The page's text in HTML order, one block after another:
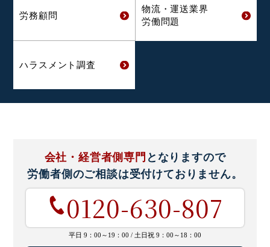
労務顧問
物流・運送業界
労働問題
ハラスメント調査
会社・経営者側専門 となりますので
労働者側のご相談は受付けておりません。
0120-630-807
平日 9：00～19：00 / 土日祝 9：00～18：00